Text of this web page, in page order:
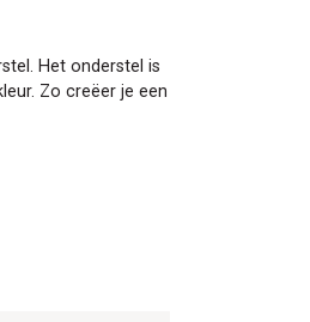
Het onderstel is
Zo creëer je een